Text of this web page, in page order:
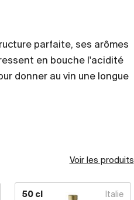
parfaite, ses arômes
en bouche l'acidité
donner au vin une longue
Voir les produits
50 cl Italie